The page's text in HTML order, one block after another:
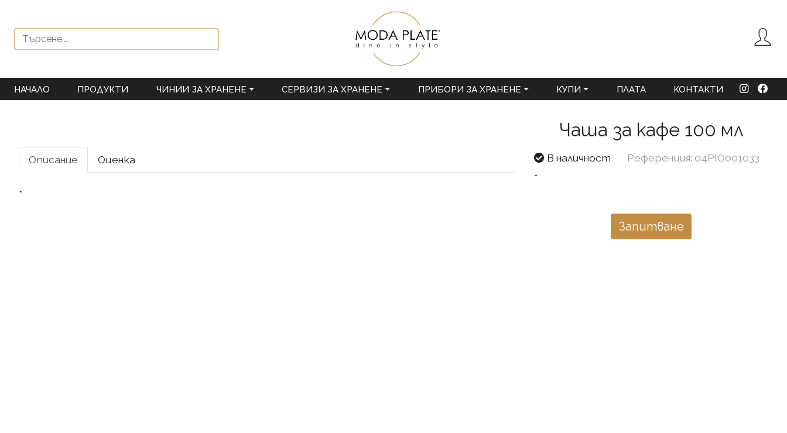
НАЧАЛО ПРОДУКТИ ЧИНИИ ЗА ХРАНЕНЕ СЕРВИЗИ ЗА ХРАНЕНЕ ПРИБОРИ ЗА ХРАНЕНЕ КУПИ ПЛАТА КОНТАКТИ
Чаша за кафе 100 мл
В наличност
Референция: 04PIO001033
*
Запитване
Описание Оценка
*